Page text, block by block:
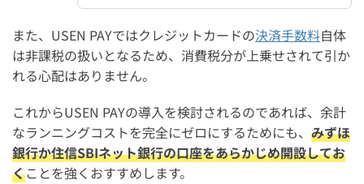
また、USEN PAYではクレジットカードの決済手数料自体
は非課税の扱いとなるため、消費税分が上乗せされて引か
れる心配はありません。
これからUSEN PAYの導入を検討されるのであれば、余計
なランニングコストを完全にゼロにするためにも、 みずほ
銀行か住信SBIネット銀行の口座をあらかじめ開設してお
くことを強くおすすめします。